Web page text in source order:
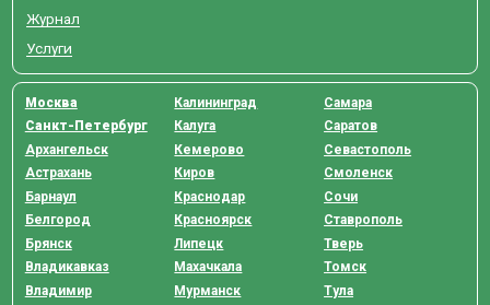
Журнал
Услуги
Москва
Санкт-Петербург
Архангельск
Астрахань
Барнаул
Белгород
Брянск
Владикавказ
Владимир
Калининград
Калуга
Кемерово
Киров
Краснодар
Красноярск
Липецк
Махачкала
Мурманск
Самара
Саратов
Севастополь
Смоленск
Сочи
Ставрополь
Тверь
Томск
Тула